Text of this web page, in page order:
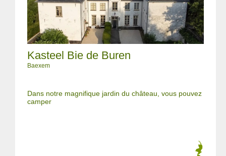
Kasteel Bie de Buren
Baexem
Dans notre magnifique jardin du château, vous pouvez
camper